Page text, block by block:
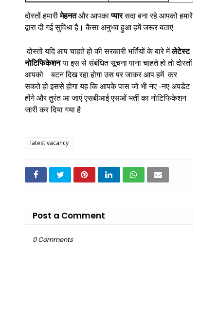
दोस्तों हमारीमेहनतऔर आपकाप्यारसदा बना रहे आपको हमारे
द्वारा दी गई सुविधा है। कैसा अनुभव हुआ हमें जरूर बताएं
दोस्तों यदि आप चाहते हो की सरकारी भर्तियों के बारे मेंलेटेस्ट
नोटिफिकेशनया इस से संबंधित सूचना पाना चाहते हो तो दोस्तों
आपको बटन दिख रहा होगा उस पर जाकर आप हमें कर
सकते हो इससे होगा यह कि आपके पास जो भी नए -नए अपडेट
होंगे और तुरंत आ जाएं एसबीआई एसओं भर्ती का नोटिफिकेशन
जारी कर दिया गया है
latest vacancy
Post a Comment
0 Comments